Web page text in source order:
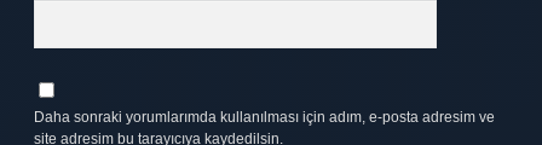
Daha sonraki yorumlarımda kullanılması için adım, e-posta adresim ve
site adresim bu tarayıcıya kaydedilsin.